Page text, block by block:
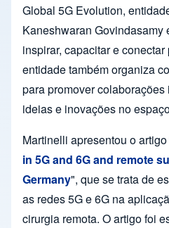
Global 5G Evolution,
Kaneshwaran Govindasamy
inspirar, capacitar e
entidade também organiza
para promover
ideias e inovações no
Martinelli apresentou o artigo
in 5G and 6G and remote
Germany", que se trata de
as redes 5G e 6G na
cirurgia remota. O artigo foi